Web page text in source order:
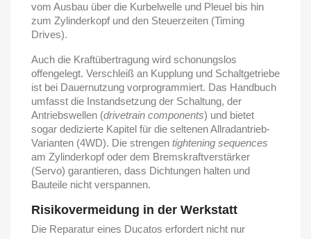
vom Ausbau über die Kurbelwelle und Pleuel bis hin
zum Zylinderkopf und den Steuerzeiten (Timing
Drives).
Auch die Kraftübertragung wird schonungslos
offengelegt. Verschleiß an Kupplung und Schaltgetriebe
ist bei Dauernutzung vorprogrammiert. Das Handbuch
umfasst die Instandsetzung der Schaltung, der
Antriebswellen (drivetrain components) und bietet
sogar dedizierte Kapitel für die seltenen Allradantrieb-
Varianten (4WD). Die strengen tightening sequences
am Zylinderkopf oder dem Bremskraftverstärker
(Servo) garantieren, dass Dichtungen halten und
Bauteile nicht verspannen.
Risikovermeidung in der Werkstatt
Die Reparatur eines Ducatos erfordert nicht nur